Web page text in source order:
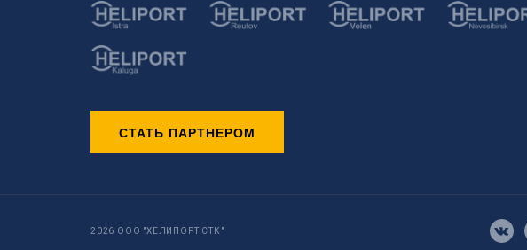
СТАТЬ ПАРТНЕРОМ
2026 ООО "ХЕЛИПОРТ СТК"